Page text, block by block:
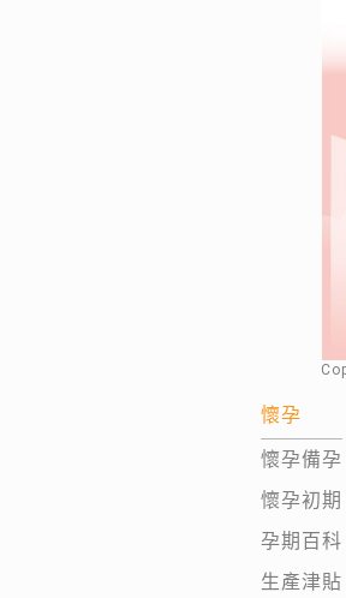
懷孕
懷孕備孕
懷孕初期
孕期百科
生產津貼